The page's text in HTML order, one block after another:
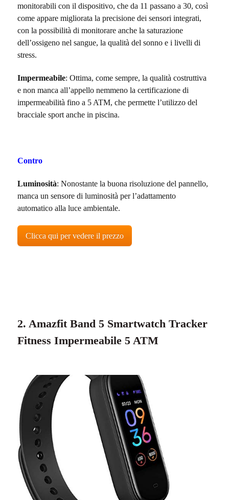
monitorabili con il dispositivo, che da 11 passano a 30, così
come appare migliorata la precisione dei sensori integrati,
con la possibilità di monitorare anche la saturazione
dell’ossigeno nel sangue, la qualità del sonno e i livelli di
stress.
Impermeabile: Ottima, come sempre, la qualità costruttiva
e non manca all’appello nemmeno la certificazione di
impermeabilità fino a 5 ATM, che permette l’utilizzo del
bracciale sport anche in piscina.
Contro
Luminosità: Nonostante la buona risoluzione del pannello,
manca un sensore di luminosità per l’adattamento
automatico alla luce ambientale.
Clicca qui per vedere il prezzo
2. Amazfit Band 5 Smartwatch Tracker
Fitness Impermeabile 5 ATM